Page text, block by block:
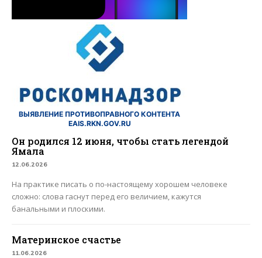
ВЫЯВЛЕНИЕ ПРОТИВОПРАВНОГО КОНТЕНТА
EAIS.RKN.GOV.RU
Он родился 12 июня, чтобы стать легендой
Ямала
12.06.2026
На практике писать о по-настоящему хорошем человеке
сложно: слова гаснут перед его величием, кажутся
банальными и плоскими.
Материнское счастье
11.06.2026